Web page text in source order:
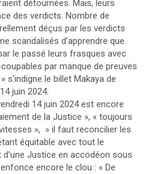
détournées. Mais, leurs
des verdicts. Nombre de
déçus par les verdicts
scandalisés d’apprendre que
le passé leurs frasques avec
par manque de preuves
s’indigne le billet Makaya de
juin 2024.
14 juin 2024 est encore
de la Justice », « toujours
», » il faut reconcilier les
équitable avec tout le
d’une Justice en accodéon sous
encore le clou : « De